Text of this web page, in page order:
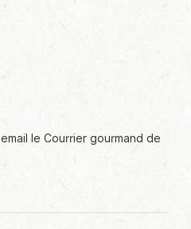
le Courrier gourmand de